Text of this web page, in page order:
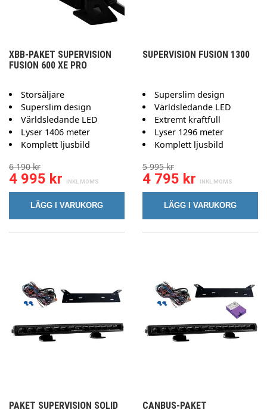
XBB-PAKET SUPERVISION
FUSION 600 XE PRO
Storsäljare
Superslim design
Världsledande LED
Lyser 1406 meter
Komplett ljusbild
6 190 kr
4 995 kr
LÄGG I VARUKORG
SUPERVISION FUSION 1300
Superslim design
Världsledande LED
Extremt kraftfull
Lyser 1296 meter
Komplett ljusbild
5 995 kr
4 795 kr
LÄGG I VARUKORG
PAKET SUPERVISION SOLID CANBUS-PAKET